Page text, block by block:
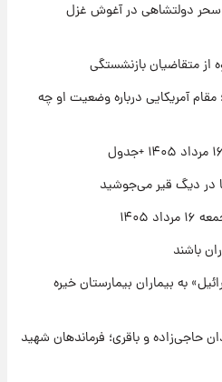
محبی و سرگیف با اعداد ویژه
۱۴۰۵ +جدول
امروز پنجشنبه ۱۵ مرداد ۱۴۰۵
کالابرگ برای سه دهک؛ جزئیات اعلام
سحر دولتشاهی در آغوش غزل
آمریکایی درباره وضعیت او چه
در دیگ قیر می‌جوشید
۱۴۰۵
باشند
به بیماران بیمارستان خیره
حاجی‌زاده و باقری؛ فرماندهان شهید